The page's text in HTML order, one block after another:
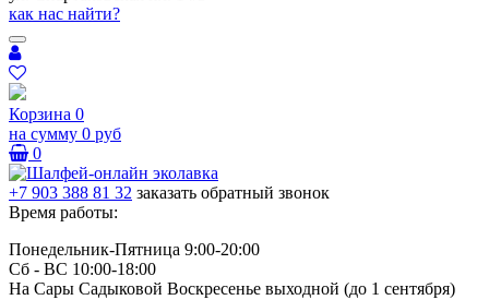
как нас найти?
Корзина 0
на сумму 0 руб
0
+7 903 388 81 32 заказать обратный звонок
Время работы:
Понедельник-Пятница 9:00-20:00
Сб - ВС 10:00-18:00
На Сары Садыковой Воскресенье выходной (до 1 сентября)